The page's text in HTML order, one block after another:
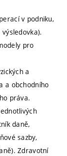
v podniku,
pro
a
a obchodního
práva.
daně,
sazby,
Zdravotní